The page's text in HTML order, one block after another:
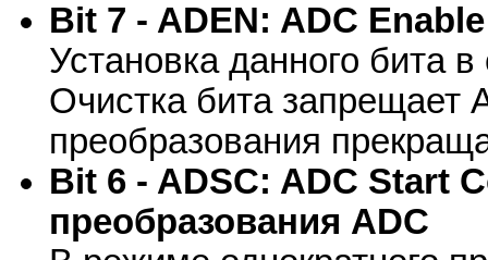
Bit 7 - ADEN: ADC
Установка данного бита
Очистка бита запрещает
преобразования
Bit 6 - ADSC: ADC Start
преобразования ADC